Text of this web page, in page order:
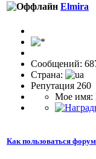
Elmira
Сообщений:
Страна:
Репутация 260
Мое имя:
Как пользоваться